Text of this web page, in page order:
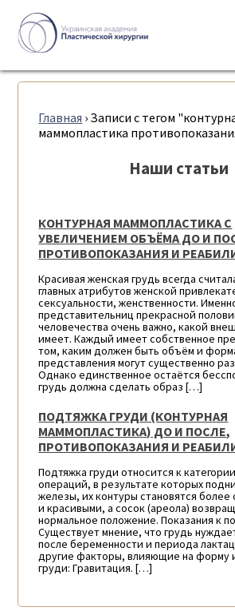
Главная › Записи с тегом
маммопластика
Наши статьи
КОНТУРНАЯ МАММОПЛАСТИКА С
УВЕЛИЧЕНИЕМ ОБЪЁМА ДО И
ПРОТИВОПОКАЗАНИЯ И
Красивая женская грудь всегда
главных атрибутов женской
сексуальности, женственности.
представительниц прекрасной
человечества очень важно, какой
имеет. Каждый имеет собственное
том, каким должен быть объём и
представления могут существенно
Однако единственное остаётся
грудь должна сделать образ […]
ПОДТЯЖКА ГРУДИ (КОНТУРНАЯ
МАММОПЛАСТИКА) ДО И ПОСЛЕ,
ПРОТИВОПОКАЗАНИЯ И
Подтяжка груди относится к
операций, в результате которых
железы, их контуры становятся
и красивыми, а сосок (ареола)
нормальное положение. Показания к
Существует мнение, что грудь
после беременности и периода
другие факторы, влияющие на форму
груди: Гравитация. […]